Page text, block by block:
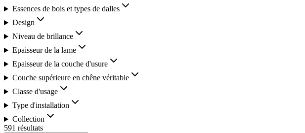
Essences de bois et types de dalles
Design
Niveau de brillance
Epaisseur de la lame
Epaisseur de la couche d'usure
Couche supérieure en chêne véritable
Classe d'usage
Type d'installation
Collection
591 résultats